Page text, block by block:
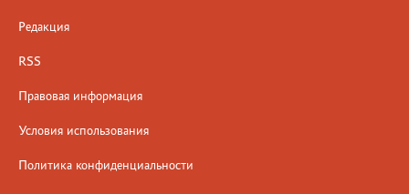
Редакция
RSS
Правовая информация
Условия использования
Политика конфиденциальности